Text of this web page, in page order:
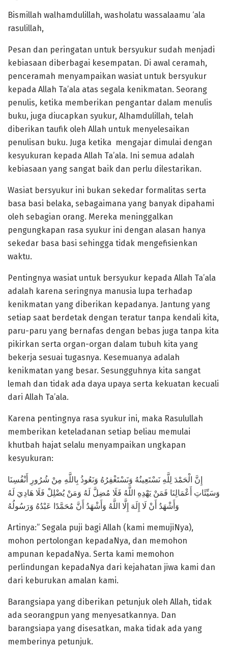
Bismillah walhamdulillah, washolatu wassalaamu ‘ala
rasulillah,
Pesan dan peringatan untuk bersyukur sudah menjadi
kebiasaan diberbagai kesempatan. Di awal ceramah,
penceramah menyampaikan wasiat untuk bersyukur
kepada Allah Ta’ala atas segala kenikmatan. Seorang
penulis, ketika memberikan pengantar dalam menulis
buku, juga diucapkan syukur, Alhamdulillah, telah
diberikan taufik oleh Allah untuk menyelesaikan
penulisan buku. Juga ketika mengajar dimulai dengan
kesyukuran kepada Allah Ta’ala. Ini semua adalah
kebiasaan yang sangat baik dan perlu dilestarikan.
Wasiat bersyukur ini bukan sekedar formalitas serta
basa basi belaka, sebagaimana yang banyak dipahami
oleh sebagian orang. Mereka meninggalkan
pengungkapan rasa syukur ini dengan alasan hanya
sekedar basa basi sehingga tidak mengefisienkan
waktu.
Pentingnya wasiat untuk bersyukur kepada Allah Ta’ala
adalah karena seringnya manusia lupa terhadap
kenikmatan yang diberikan kepadanya. Jantung yang
setiap saat berdetak dengan teratur tanpa kendali kita,
paru-paru yang bernafas dengan bebas juga tanpa kita
pikirkan serta organ-organ dalam tubuh kita yang
bekerja sesuai tugasnya. Kesemuanya adalah
kenikmatan yang besar. Sesungguhnya kita sangat
lemah dan tidak ada daya upaya serta kekuatan kecuali
dari Allah Ta’ala.
Karena pentingnya rasa syukur ini, maka Rasulullah
memberikan keteladanan setiap beliau memulai
khutbah hajat selalu menyampaikan ungkapan
kesyukuran:
إِنَّ الْحَمْدَ لِلَّهِ نَسْتَعِينُهُ وَنَسْتَغْفِرُهُ وَنَعُوذُ بِاللَّهِ مِنْ شُرُورِ أَنْفُسِنَا
وَسَيِّئَاتِ أَعْمَالِنَا فَمَنْ يَهْدِهِ اللَّهُ فَلَا مُضِلَّ لَهُ وَمَنْ يُضْلِلْ فَلَا هَادِيَ لَهُ
وَأَشْهَدُ أَنْ لَا إِلَهَ إِلَّا اللَّهُ وَأَشْهَدُ أَنَّ مُحَمَّدًا عَبْدُهُ وَرَسُولُهُ
Artinya:” Segala puji bagi Allah (kami memujiNya),
mohon pertolongan kepadaNya, dan memohon
ampunan kepadaNya. Serta kami memohon
perlindungan kepadaNya dari kejahatan jiwa kami dan
dari keburukan amalan kami.
Barangsiapa yang diberikan petunjuk oleh Allah, tidak
ada seorangpun yang menyesatkannya. Dan
barangsiapa yang disesatkan, maka tidak ada yang
memberinya petunjuk.